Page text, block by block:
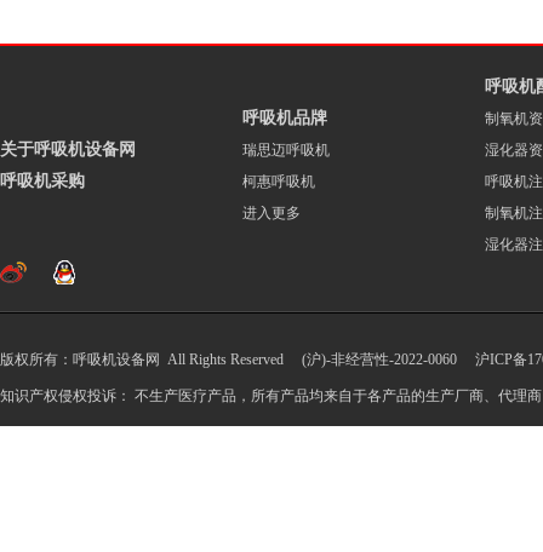
关于呼吸机设备网
呼吸机采购
呼吸机品牌
瑞思迈呼吸机
柯惠呼吸机
进入更多
呼吸机
制氧机
湿化器
呼吸机
制氧机
湿化器
版权所有：呼吸机设备网 All Rights Reserved (沪)-非经营性-2022-0060 沪ICP备
知识产权侵权投诉： 不生产医疗产品，所有产品均来自于各产品的生产厂商、代理